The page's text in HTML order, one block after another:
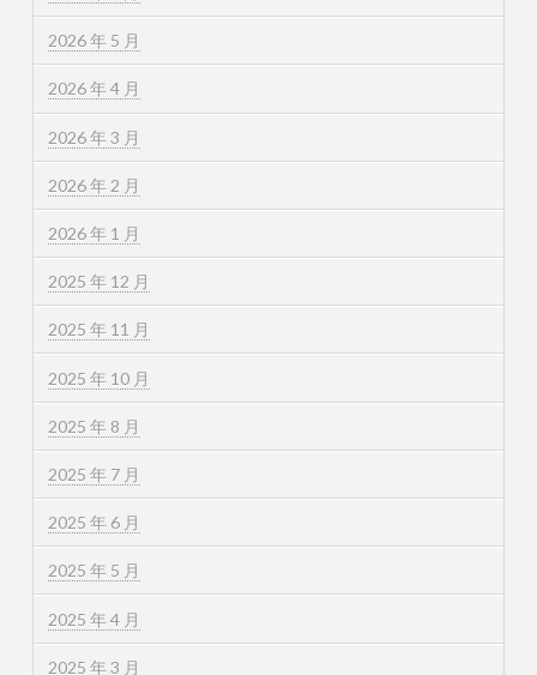
2026 年 5 月
2026 年 4 月
2026 年 3 月
2026 年 2 月
2026 年 1 月
2025 年 12 月
2025 年 11 月
2025 年 10 月
2025 年 8 月
2025 年 7 月
2025 年 6 月
2025 年 5 月
2025 年 4 月
2025 年 3 月